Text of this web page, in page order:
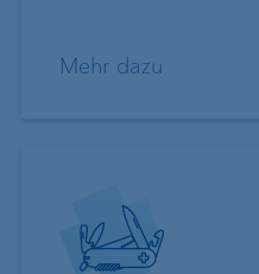
Mehr dazu